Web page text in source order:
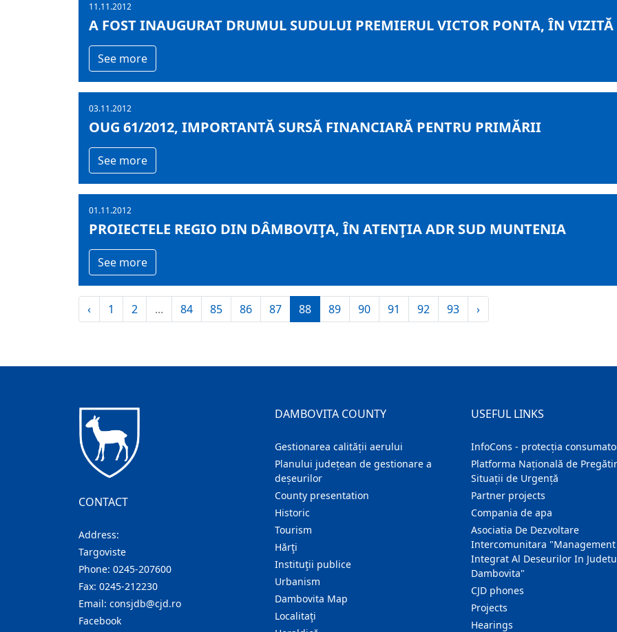
11.11.2012
A FOST INAUGURAT DRUMUL SUDULUI PREMIERUL VICTOR PONTA, ÎN VIZITĂ
See more
03.11.2012
OUG 61/2012, IMPORTANTĂ SURSĂ FINANCIARĂ PENTRU PRIMĂRII
See more
01.11.2012
PROIECTELE REGIO DIN DÂMBOVIŢA, ÎN ATENŢIA ADR SUD MUNTENIA
See more
‹ 1 2 ... 84 85 86 87 88 89 90 91 92 93 ›
CONTACT
Address:
Targoviste
Phone: 0245-207600
Fax: 0245-212230
Email: consjdb@cjd.ro
Facebook
DAMBOVITA COUNTY
Gestionarea calității aerului
Planului județean de gestionare a
deșeurilor
County presentation
Historic
Tourism
Hărţi
Instituţii publice
Urbanism
Dambovita Map
Localitaţi
USEFUL LINKS
InfoCons - protecția
Platforma Națională de
Situații de Urgență
Partner projects
Compania de apa
Asociatia De Dezvoltare
Intercomunitara "Management
Integrat Al Deseurilor In
Dambovita"
CJD phones
Projects
Hearings